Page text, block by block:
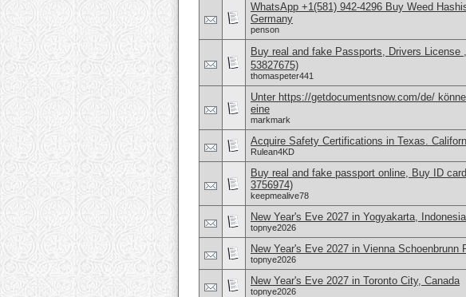
WhatsApp +1(581) 942-4296 Buy Weed
Germany
penson
Buy real and fake Passports, Drivers License
53827675)
thomaspeter441
Unter https://getdocumentsnow.com/de/
eine
markmark
Acquire Safety Certifications in Texas.
Rulean4KD
Buy real and fake passport online, Buy ID
3756974)
keepmealive78
New Year's Eve 2027 in Yogyakarta, Indonesia
topnye2026
New Year's Eve 2027 in Vienna Schoenbrunn
topnye2026
New Year's Eve 2027 in Toronto City, Canada
topnye2026